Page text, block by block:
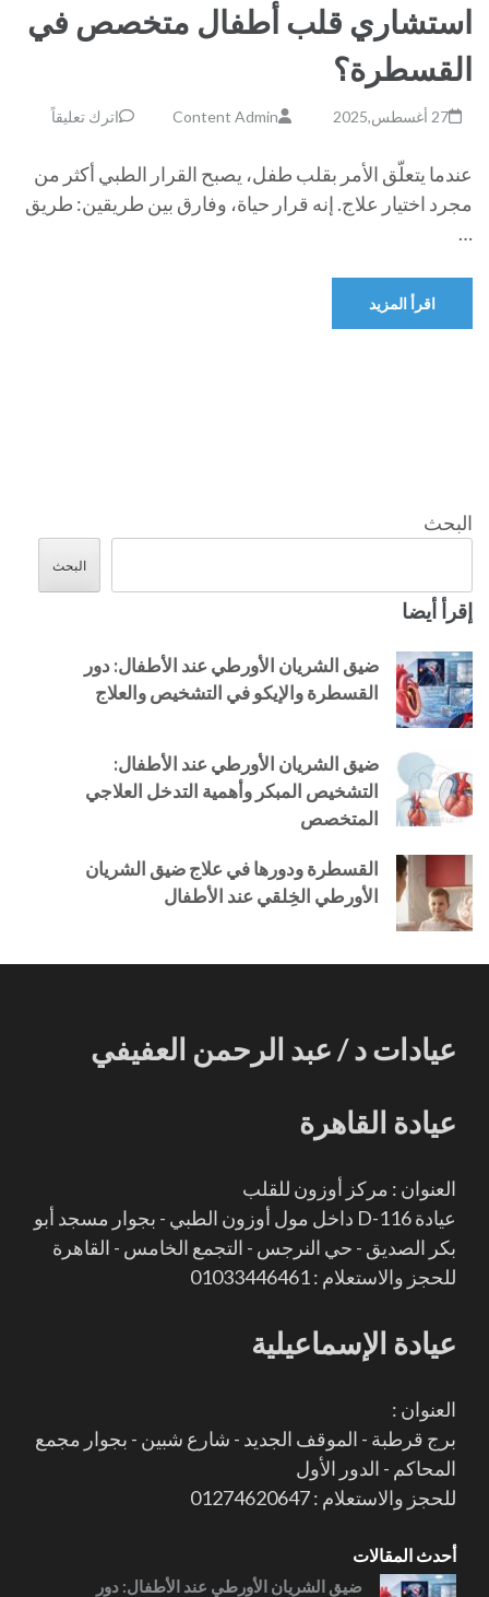
استشاري قلب أطفال متخصص في
القسطرة؟
27 أغسطس,2025 Content Admin اترك تعليقاً
عندما يتعلّق الأمر بقلب طفل، يصبح القرار الطبي أكثر من
مجرد اختيار علاج. إنه قرار حياة، وفارق بين طريقين: طريق
…
اقرأ المزيد
البحث
البحث
إقرأ أيضا
ضيق الشريان الأورطي عند الأطفال: دور
القسطرة والإيكو في التشخيص والعلاج
ضيق الشريان الأورطي عند الأطفال:
التشخيص المبكر وأهمية التدخل العلاجي
المتخصص
القسطرة ودورها في علاج ضيق الشريان
الأورطي الخِلقي عند الأطفال
عيادات د / عبد الرحمن العفيفي
عيادة القاهرة
العنوان : مركز أوزون للقلب
عيادة D-116 داخل مول أوزون الطبي - بجوار مسجد أبو
بكر الصديق - حي النرجس - التجمع الخامس - القاهرة
للحجز والاستعلام : 01033446461
عيادة الإسماعيلية
العنوان :
برج قرطبة - الموقف الجديد - شارع شبين - بجوار مجمع
المحاكم - الدور الأول
للحجز والاستعلام : 01274620647
أحدث المقالات
ضيق الشريان الأورطي عند الأطفال: دور